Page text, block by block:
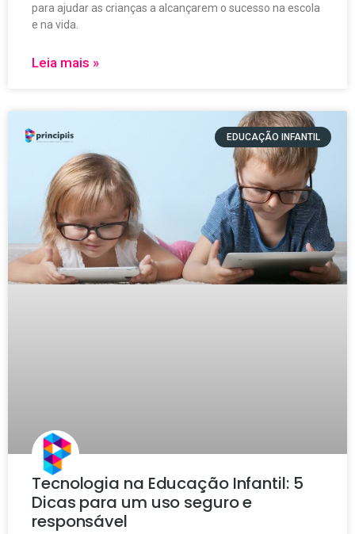
para ajudar as crianças a alcançarem o sucesso na escola
e na vida.
Leia mais »
EDUCAÇÃO INFANTIL
Tecnologia na Educação Infantil: 5
Dicas para um uso seguro e
responsável